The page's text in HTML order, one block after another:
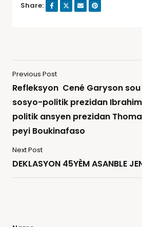
Share:
Previous Post
Refleksyon Cené Garyson
sosyo-politik prezidan
politik ansyen prezidan
peyi Boukinafaso
Next Post
DEKLASYON 45YÈM ASANBLE